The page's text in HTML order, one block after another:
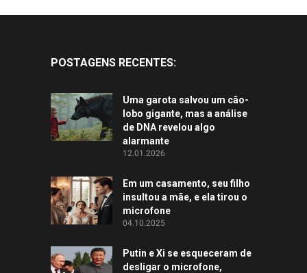
POSTAGENS RECENTES:
Uma garota salvou um cão-
lobo gigante, mas a análise
de DNA revelou algo
alarmante
12.01.2026
Em um casamento, seu filho
insultou a mãe, e ela tirou o
microfone
04.10.2025
Putin e Xi se esqueceram de
desligar o microfone,